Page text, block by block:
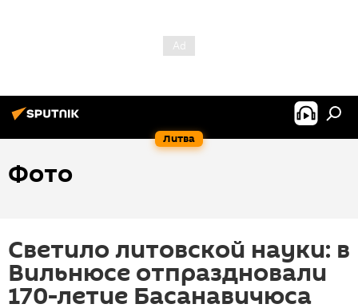
Литва
Фото
Светило литовской науки: в
Вильнюсе отпраздновали
170-летие Басанавичюса